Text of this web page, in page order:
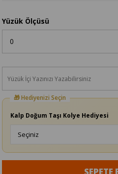
Yüzük Ölçüsü
Kalp Doğum Taşı Kolye Hediyesi